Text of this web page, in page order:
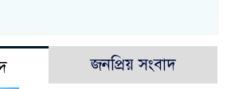
জনপ্রিয় সংবাদ